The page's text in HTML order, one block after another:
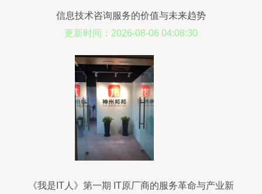
信息技术咨询服务的价值与未来趋势
更新时间：2026-08-06 04:08:30
《我是IT人》第一期 IT原厂商的服务革命与产业新